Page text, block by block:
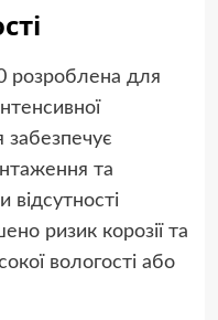
розроблена для
забезпечує
та
ризик корозії та
вологості або